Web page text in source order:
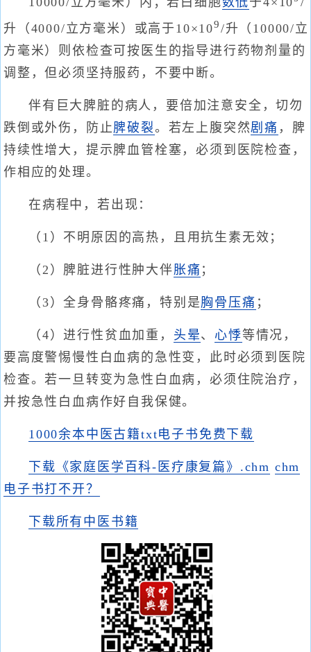
升（4000/立方毫米）或高于10×109/升（10000/立
方毫米）则依检查可按医生的指导进行药物剂量的
调整，但必须坚持服药，不要中断。
伴有巨大脾脏的病人，要倍加注意安全，切勿
跌倒或外伤，防止脾破裂。若左上腹突然剧痛 ，脾
持续性增大，提示脾血管栓塞，必须到医院检查，
作相应的处理。
在病程中，若出现：
（1）不明原因的高热，且用抗生素无效；
（2）脾脏进行性肿大伴胀痛 ；
（3）全身骨骼疼痛，特别是胸骨压痛 ；
（4）进行性贫血加重， 头晕、 心悸等情况，
要高度警惕慢性白血病的急性变，此时必须到医院
检查。若一旦转变为急性白血病，必须住院治疗，
并按急性白血病作好自我保健。
1000余本中医古籍txt电子书免费下载
下载《家庭医学百科-医疗康复篇》.chm chm
电子书打不开？
下载所有中医书籍